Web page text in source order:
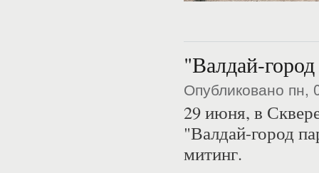
"Валдай-
Опубликовано пн,
29 июня, в
"Валдай-город
митинг.